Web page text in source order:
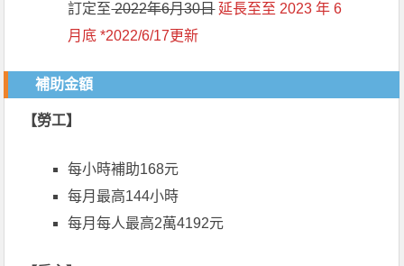
訂定至2022年6月30日 延長至至 2023 年 6
月底 *2022/6/17更新
補助金額
【勞工】
每小時補助168元
每月最高144小時
每月每人最高2萬4192元